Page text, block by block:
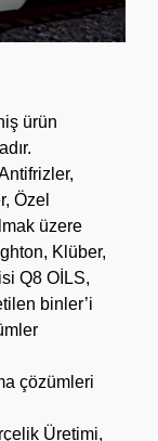
ürün
Özel
üzere
Klüber,
Q8 OİLS,
binler’i
çözümleri
Üretimi,